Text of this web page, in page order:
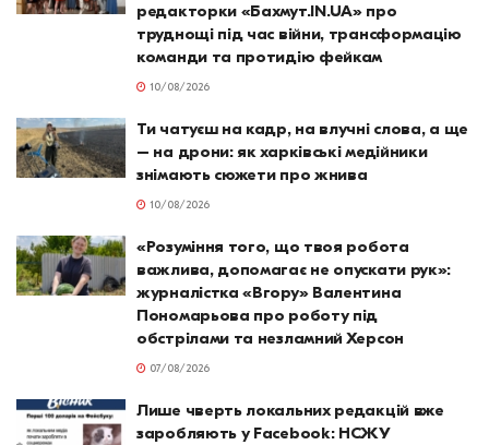
редакторки «Бахмут.IN.UA» про
труднощі під час війни, трансформацію
команди та протидію фейкам
10/08/2026
Ти чатуєш на кадр, на влучні слова, а ще
– на дрони: як харківські медійники
знімають сюжети про жнива
10/08/2026
«Розуміння того, що твоя робота
важлива, допомагає не опускати рук»:
журналістка «Вгору» Валентина
Пономарьова про роботу під
обстрілами та незламний Херсон
07/08/2026
Лише чверть локальних редакцій вже
заробляють у Facebook: НСЖУ